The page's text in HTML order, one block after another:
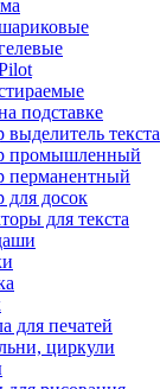
подставке
текста
промышленный
перманентный
для досок
для текста
для печатей
циркули